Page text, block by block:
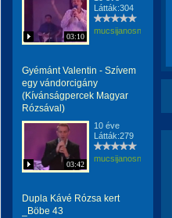
03:10
Látták:304
mucsijanosne
Gyémánt Valentin - Szívem
egy vándorcigány
(Kívánságpercek Magyar
Rózsával)
03:42
10 éve
Látták:279
mucsijanosne
Dupla Kávé Rózsa kert
_Böbe 43